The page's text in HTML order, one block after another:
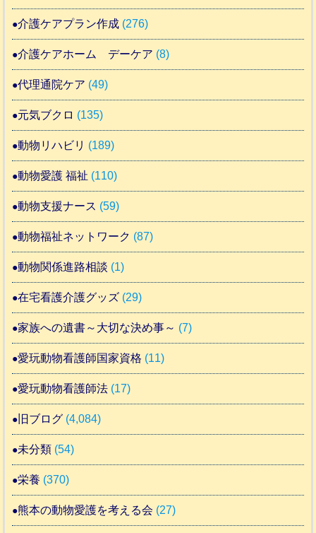
介護ケアプラン作成 (276)
介護ケアホーム デーケア (8)
代理通院ケア (49)
元気ブクロ (135)
動物リハビリ (189)
動物愛護 福祉 (110)
動物支援ナース (59)
動物福祉ネットワーク (87)
動物関係進路相談 (1)
在宅看護介護グッズ (29)
家族への遺書～大切な決め事～ (7)
愛玩動物看護師国家資格 (11)
愛玩動物看護師法 (17)
旧ブログ (4,084)
未分類 (54)
栄養 (370)
熊本の動物愛護を考える会 (27)